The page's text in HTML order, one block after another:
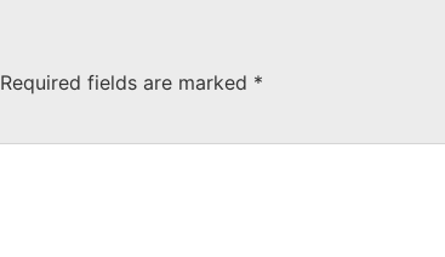
Required fields are marked *